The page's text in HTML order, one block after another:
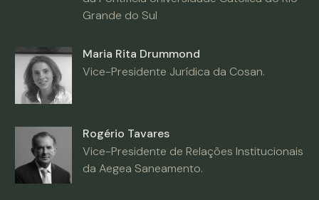
Grande do Sul
Maria Rita Drummond
Vice-Presidente Jurídica da Cosan.
Rogério Tavares
Vice-Presidente de Relações Institucionais
da Aegea Saneamento.